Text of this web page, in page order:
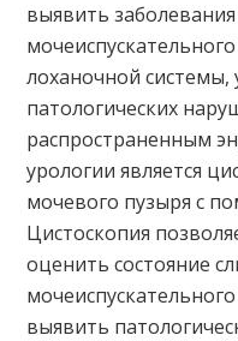
выявить
лоханочной системы,
патологических
распространенным
урологии является
мочевого пузыря с
Цистоскопия
оценить состояние
выявить